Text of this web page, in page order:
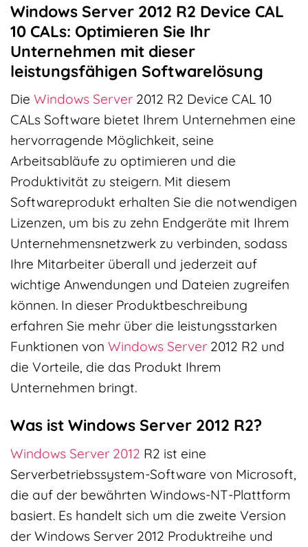
Windows Server 2012 R2 Device CAL
10 CALs: Optimieren Sie Ihr
Unternehmen mit dieser
leistungsfähigen Softwarelösung
Die Windows Server 2012 R2 Device CAL 10
CALs Software bietet Ihrem Unternehmen eine
hervorragende Möglichkeit, seine
Arbeitsabläufe zu optimieren und die
Produktivität zu steigern. Mit diesem
Softwareprodukt erhalten Sie die notwendigen
Lizenzen, um bis zu zehn Endgeräte mit Ihrem
Unternehmensnetzwerk zu verbinden, sodass
Ihre Mitarbeiter überall und jederzeit auf
wichtige Anwendungen und Dateien zugreifen
können. In dieser Produktbeschreibung
erfahren Sie mehr über die leistungsstarken
Funktionen von Windows Server 2012 R2 und
die Vorteile, die das Produkt Ihrem
Unternehmen bringt.
Was ist Windows Server 2012 R2?
Windows Server 2012 R2 ist eine
Serverbetriebssystem-Software von Microsoft,
die auf der bewährten Windows-NT-Plattform
basiert. Es handelt sich um die zweite Version
der Windows Server 2012 Produktreihe und